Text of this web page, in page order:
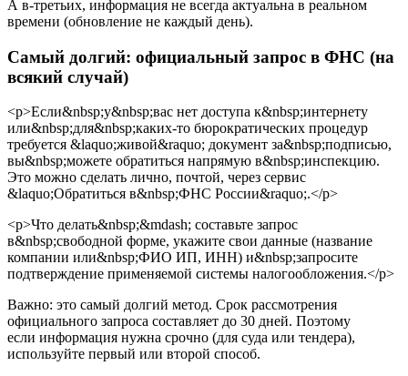
А в-третьих, информация не всегда актуальна в реальном
времени (обновление не каждый день).
Самый долгий: официальный запрос в ФНС (на
всякий случай)
<p>Если&nbsp;у&nbsp;вас нет доступа к&nbsp;интернету
или&nbsp;для&nbsp;каких-то бюрократических процедур
требуется &laquo;живой&raquo; документ за&nbsp;подписью,
вы&nbsp;можете обратиться напрямую в&nbsp;инспекцию.
Это можно сделать лично, почтой, через сервис
&laquo;Обратиться в&nbsp;ФНС России&raquo;.</p>
<p>Что делать&nbsp;&mdash; составьте запрос
в&nbsp;свободной форме, укажите свои данные (название
компании или&nbsp;ФИО ИП, ИНН) и&nbsp;запросите
подтверждение применяемой системы налогообложения.</p>
Важно: это самый долгий метод. Срок рассмотрения
официального запроса составляет до 30 дней. Поэтому
если информация нужна срочно (для суда или тендера),
используйте первый или второй способ.